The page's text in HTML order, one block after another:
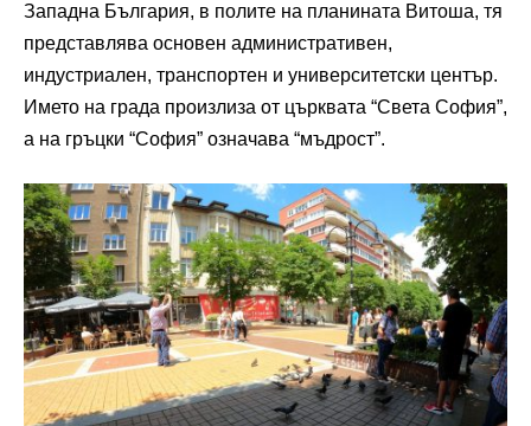
Западна България, в полите на планината Витоша, тя
представлява основен административен,
индустриален, транспортен и университетски център.
Името на града произлиза от църквата “Света София”,
а на гръцки “София” означава “мъдрост”.